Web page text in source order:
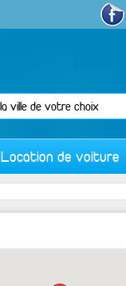
Location de voiture